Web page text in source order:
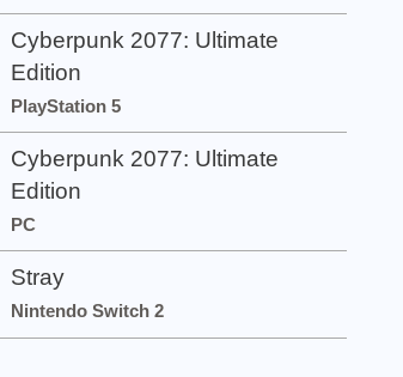
Cyberpunk 2077: Ultimate
Edition
PlayStation 5
Cyberpunk 2077: Ultimate
Edition
PC
Stray
Nintendo Switch 2